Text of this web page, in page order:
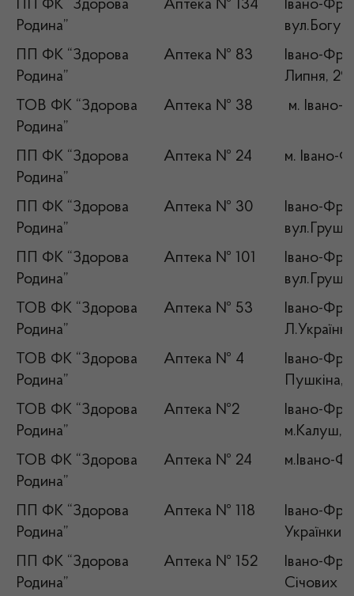
ПП ФК “Здорова
Родина”
Аптека № 134
Івано-
ПП ФК “Здорова
Родина”
Аптека № 83
Івано-
Липня,
ТОВ ФК “Здорова
Родина”
Аптека № 38 м. Івано-
ПП ФК “Здорова
Родина”
Аптека № 24 м. Івано-
ПП ФК “Здорова
Родина”
Аптека № 30
Івано-
ПП ФК “Здорова
Родина”
Аптека № 101
Івано-
ТОВ ФК “Здорова
Родина”
Аптека № 53
Івано-
ТОВ ФК “Здорова
Родина”
Аптека № 4
Івано-
ТОВ ФК “Здорова
Родина”
Аптека №2
Івано-
ТОВ ФК “Здорова
Родина”
Аптека № 24 м.Івано-
ПП ФК “Здорова
Родина”
Аптека № 118
Івано-
ПП ФК “Здорова
Родина”
Аптека № 152
Івано-
Січових